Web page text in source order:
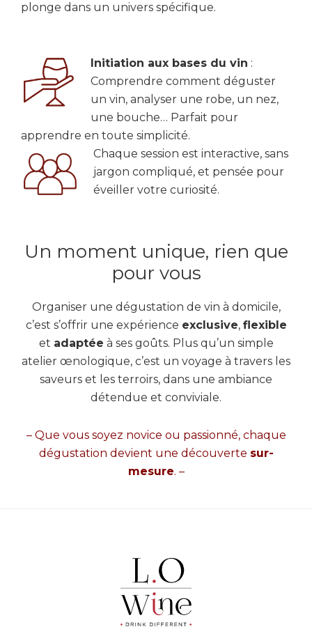
plonge dans un univers spécifique.
Initiation aux bases du vin :
Comprendre comment déguster
un vin, analyser une robe, un nez,
une bouche… Parfait pour
apprendre en toute simplicité.
Chaque session est interactive, sans
jargon compliqué, et pensée pour
éveiller votre curiosité.
Un moment unique, rien que
pour vous
Organiser une dégustation de vin à domicile,
c’est s’offrir une expérience exclusive, flexible
et adaptée à ses goûts. Plus qu’un simple
atelier œnologique, c’est un voyage à travers les
saveurs et les terroirs, dans une ambiance
détendue et conviviale.
– Que vous soyez novice ou passionné, chaque
dégustation devient une découverte sur-
mesure. –